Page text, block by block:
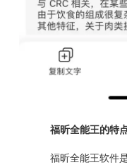
福昕全能王的特点
福昕全能王软件是提